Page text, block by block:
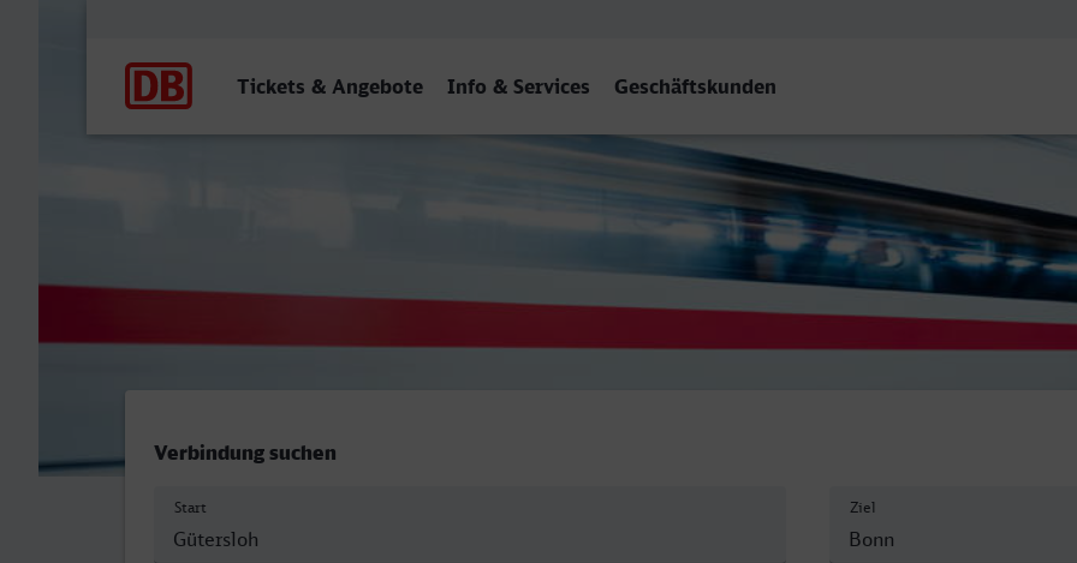
Tickets & Angebote Info & Services Geschäftskunden
Verbindung suchen
Start Ziel